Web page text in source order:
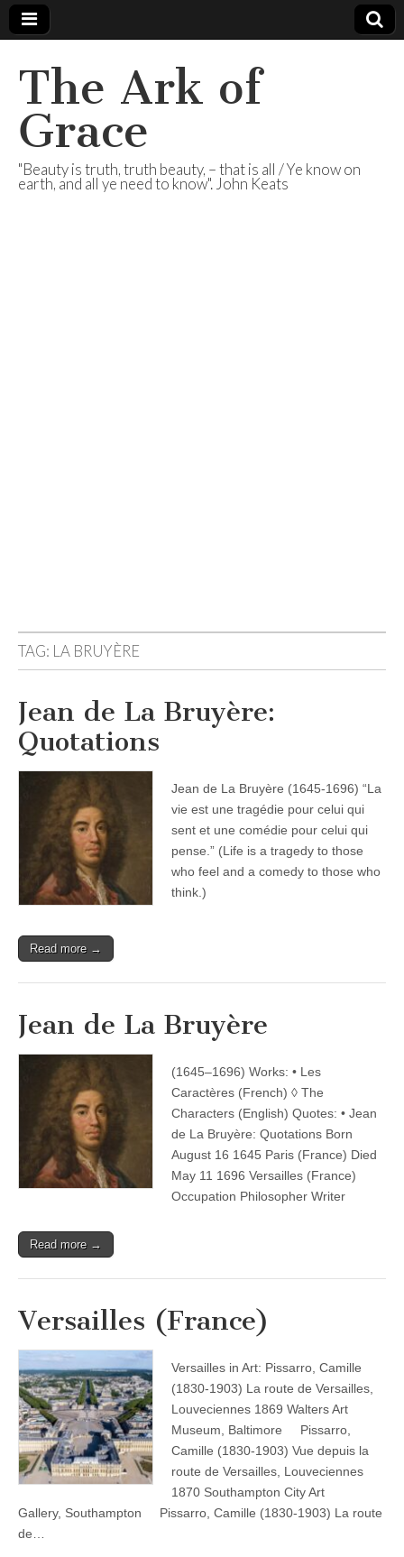
The Ark of
Grace
"Beauty is truth, truth beauty, – that is all / Ye know on
earth, and all ye need to know". John Keats
TAG: LA BRUYÈRE
Jean de La Bruyère:
Quotations
Jean de La Bruyère (1645-1696) “La
vie est une tragédie pour celui qui
sent et une comédie pour celui qui
pense.” (Life is a tragedy to those
who feel and a comedy to those who
think.)
Read more →
Jean de La Bruyère
(1645–1696) Works: • Les
Caractères (French) ◊ The
Characters (English) Quotes: • Jean
de La Bruyère: Quotations Born
August 16 1645 Paris (France) Died
May 11 1696 Versailles (France)
Occupation Philosopher Writer
Read more →
Versailles (France)
Versailles in Art: Pissarro, Camille
(1830-1903) La route de Versailles,
Louveciennes 1869 Walters Art
Museum, Baltimore Pissarro,
Camille (1830-1903) Vue depuis la
route de Versailles, Louveciennes
1870 Southampton City Art
Gallery, Southampton Pissarro, Camille (1830-1903) La route
de…